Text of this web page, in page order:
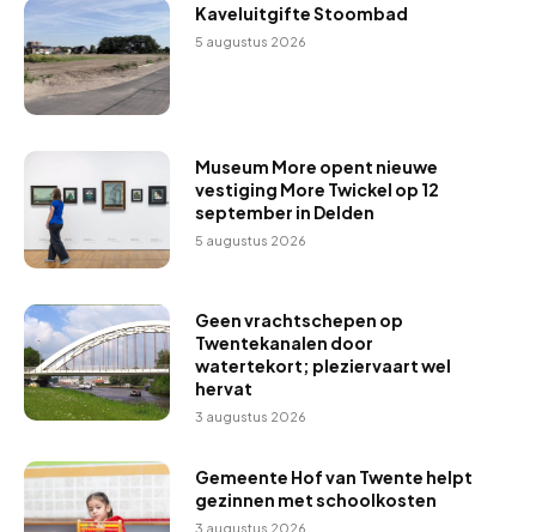
Kaveluitgifte Stoombad
5 augustus 2026
Museum More opent nieuwe
vestiging More Twickel op 12
september in Delden
5 augustus 2026
Geen vrachtschepen op
Twentekanalen door
watertekort; pleziervaart wel
hervat
3 augustus 2026
Gemeente Hof van Twente helpt
gezinnen met schoolkosten
3 augustus 2026